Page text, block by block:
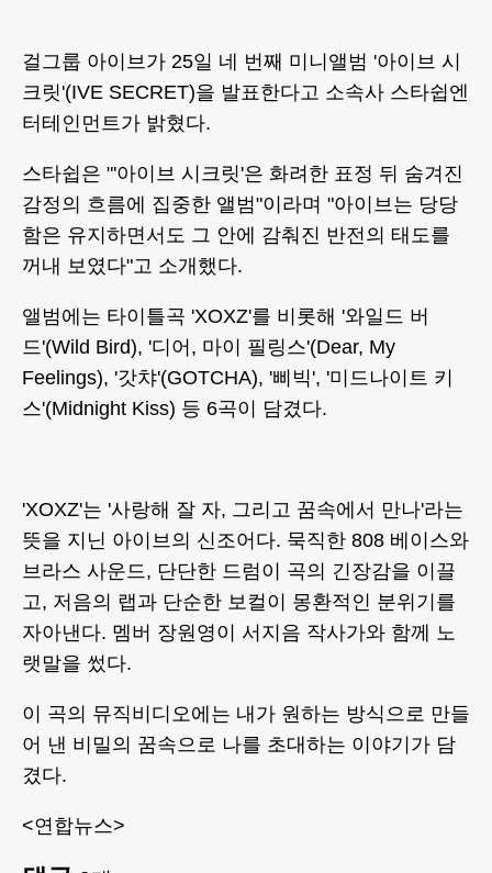
걸그룹 아이브가 25일 네 번째 미니앨범 '아이브 시
크릿'(IVE SECRET)을 발표한다고 소속사 스타쉽엔
터테인먼트가 밝혔다.
스타쉽은 "'아이브 시크릿'은 화려한 표정 뒤 숨겨진
감정의 흐름에 집중한 앨범"이라며 "아이브는 당당
함은 유지하면서도 그 안에 감춰진 반전의 태도를
꺼내 보였다"고 소개했다.
앨범에는 타이틀곡 'XOXZ'를 비롯해 '와일드 버
드'(Wild Bird), '디어, 마이 필링스'(Dear, My
Feelings), '갓챠'(GOTCHA), '삐빅', '미드나이트 키
스'(Midnight Kiss) 등 6곡이 담겼다.
'XOXZ'는 '사랑해 잘 자, 그리고 꿈속에서 만나'라는
뜻을 지닌 아이브의 신조어다. 묵직한 808 베이스와
브라스 사운드, 단단한 드럼이 곡의 긴장감을 이끌
고, 저음의 랩과 단순한 보컬이 몽환적인 분위기를
자아낸다. 멤버 장원영이 서지음 작사가와 함께 노
랫말을 썼다.
이 곡의 뮤직비디오에는 내가 원하는 방식으로 만들
어 낸 비밀의 꿈속으로 나를 초대하는 이야기가 담
겼다.
<연합뉴스>